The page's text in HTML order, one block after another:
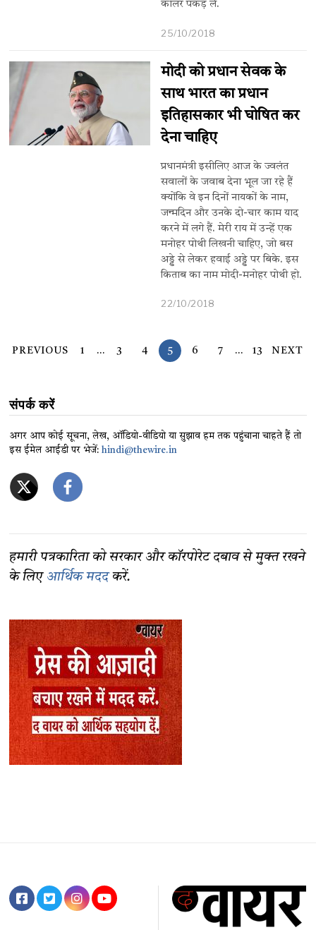
कॉलर पकड़ ले.
25/10/2018
मोदी को प्रधान सेवक के
साथ भारत का प्रधान
इतिहासकार भी घोषित कर
देना चाहिए
प्रधानमंत्री इसीलिए आज के ज्वलंत
सवालों के जवाब देना भूल जा रहे हैं
क्योंकि वे इन दिनों नायकों के नाम,
जन्मदिन और उनके दो-चार काम याद
करने में लगे हैं. मेरी राय में उन्हें एक
मनोहर पोथी लिखनी चाहिए, जो बस
अड्डे से लेकर हवाई अड्डे पर बिके. इस
किताब का नाम मोदी-मनोहर पोथी हो.
22/10/2018
PREVIOUS 1 … 3 4 5 6 7 … 13 NEXT
संपर्क करें
अगर आप कोई सूचना, लेख, ऑडियो-वीडियो या सुझाव हम तक पहुंचाना चाहते हैं तो
इस ईमेल आईडी पर भेजें:hindi@thewire.in
हमारी पत्रकारिता को सरकार और कॉरपोरेट दबाव से मुक्त रखने
के लिए आर्थिक मददकरें.